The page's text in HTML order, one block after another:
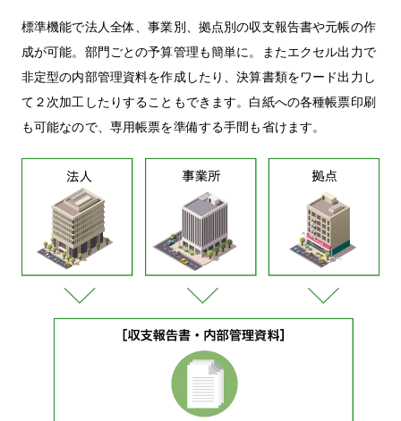
標準機能で法人全体、事業別、拠点別の収支報告書や元帳の作
成が可能。部門ごとの予算管理も簡単に。またエクセル出力で
非定型の内部管理資料を作成したり、決算書類をワード出力し
て２次加工したりすることもできます。白紙への各種帳票印刷
も可能なので、専用帳票を準備する手間も省けます。